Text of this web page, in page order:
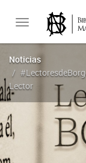
Toggle
navigation
Noticias
Lector